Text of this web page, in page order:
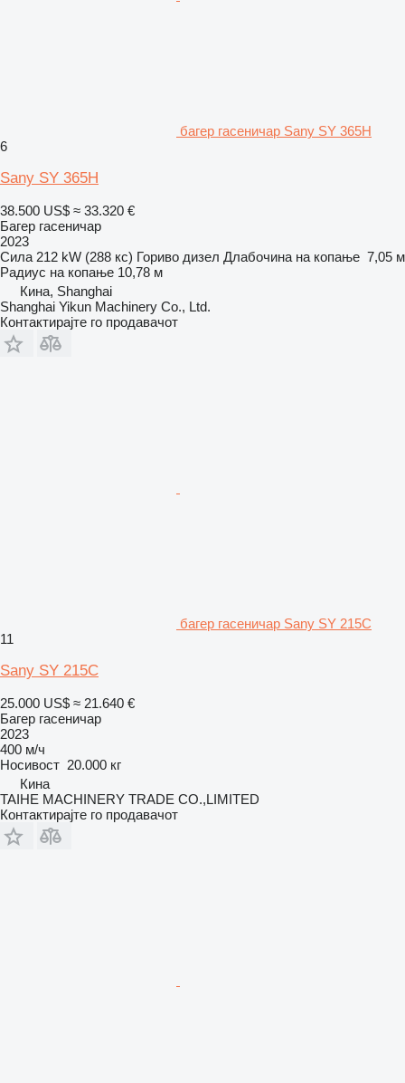
багер гасеничар Sany SY 365H
6
Sany SY 365H
38.500 US$ ≈ 33.320 €
Багер гасеничар
2023
Сила 212 kW (288 кс) Гориво дизел Длабочина на копање 7,05 м
Радиус на копање 10,78 м
Кина, Shanghai
Shanghai Yikun Machinery Co., Ltd.
Контактирајте го продавачот
багер гасеничар Sany SY 215C
11
Sany SY 215C
25.000 US$ ≈ 21.640 €
Багер гасеничар
2023
400 м/ч
Носивост 20.000 кг
Кина
TAIHE MACHINERY TRADE CO.,LIMITED
Контактирајте го продавачот